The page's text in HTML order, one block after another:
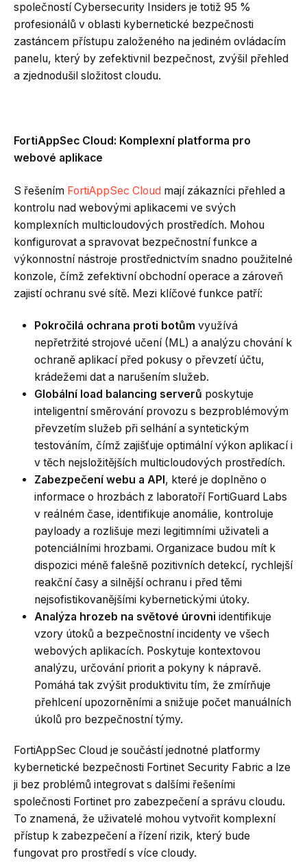
společností Cybersecurity Insiders je totiž 95 %
profesionálů v oblasti kybernetické bezpečnosti
zastáncem přístupu založeného na jediném ovládacím
panelu, který by zefektivnil bezpečnost, zvýšil přehled
a zjednodušil složitost cloudu.
FortiAppSec Cloud: Komplexní platforma pro
webové aplikace
S řešením FortiAppSec Cloud mají zákazníci přehled a
kontrolu nad webovými aplikacemi ve svých
komplexních multicloudových prostředích. Mohou
konfigurovat a spravovat bezpečnostní funkce a
výkonnostní nástroje prostřednictvím snadno použitelné
konzole, čímž zefektivní obchodní operace a zároveň
zajistí ochranu své sítě. Mezi klíčové funkce patří:
Pokročilá ochrana proti botům využívá
nepřetržité strojové učení (ML) a analýzu chování k
ochraně aplikací před pokusy o převzetí účtu,
krádežemi dat a narušením služeb.
Globální load balancing serverů poskytuje
inteligentní směrování provozu s bezproblémovým
převzetím služeb při selhání a syntetickým
testováním, čímž zajišťuje optimální výkon aplikací i
v těch nejsložitějších multicloudových prostředích.
Zabezpečení webu a API, které je doplněno o
informace o hrozbách z laboratoří FortiGuard Labs
v reálném čase, identifikuje anomálie, kontroluje
payloady a rozlišuje mezi legitimními uživateli a
potenciálními hrozbami. Organizace budou mít k
dispozici méně falešně pozitivních detekcí, rychlejší
reakční časy a silnější ochranu i před těmi
nejsofistikovanějšími kybernetickými útoky.
Analýza hrozeb na světové úrovni identifikuje
vzory útoků a bezpečnostní incidenty ve všech
webových aplikacích. Poskytuje kontextovou
analýzu, určování priorit a pokyny k nápravě.
Pomáhá tak zvýšit produktivitu tím, že zmírňuje
přehlcení upozorněními a snižuje počet manuálních
úkolů pro bezpečnostní týmy.
FortiAppSec Cloud je součástí jednotné platformy
kybernetické bezpečnosti Fortinet Security Fabric a lze
ji bez problémů integrovat s dalšími řešeními
společnosti Fortinet pro zabezpečení a správu cloudu.
To znamená, že uživatelé mohou vytvořit komplexní
přístup k zabezpečení a řízení rizik, který bude
fungovat pro prostředí s více cloudy.